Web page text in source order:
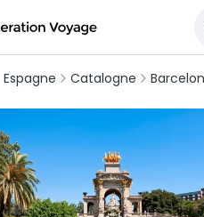
Espagne Catalogne